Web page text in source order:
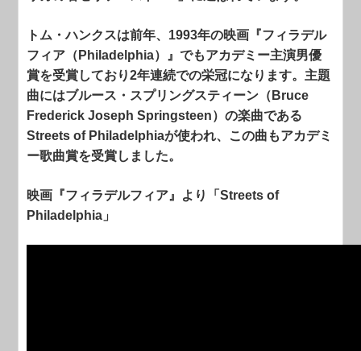
トム・ハンクスは前年、1993年の映画『フィラデル
フィア（Philadelphia）』でもアカデミー主演男優
賞を受賞しており2年連続での栄冠になります。主題
曲にはブルース・スプリングスティーン（Bruce
Frederick Joseph Springsteen）の楽曲である
Streets of Philadelphiaが使われ、この曲もアカデミ
ー歌曲賞を受賞しました。
映画『フィラデルフィア』より「Streets of
Philadelphia」